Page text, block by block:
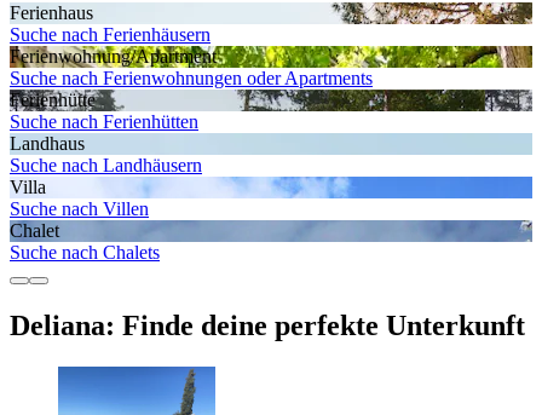
Ferienhaus
Suche nach Ferienhäusern
Ferienwohnung/Apartment
Suche nach Ferienwohnungen oder Apartments
Ferienhütte
Suche nach Ferienhütten
Landhaus
Suche nach Landhäusern
Villa
Suche nach Villen
Chalet
Suche nach Chalets
Deliana: Finde deine perfekte Unterkunft